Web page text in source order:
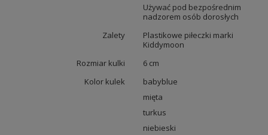
Używać pod bezpośrednim
nadzorem osób dorosłych
Zalety
Plastikowe piłeczki marki
Kiddymoon
Rozmiar kulki
6 cm
Kolor kulek
babyblue
mięta
turkus
niebieski